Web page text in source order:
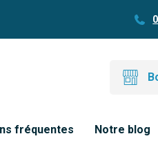
fréquentes Notre blog